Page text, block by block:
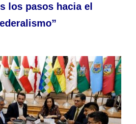
los pasos hacia el